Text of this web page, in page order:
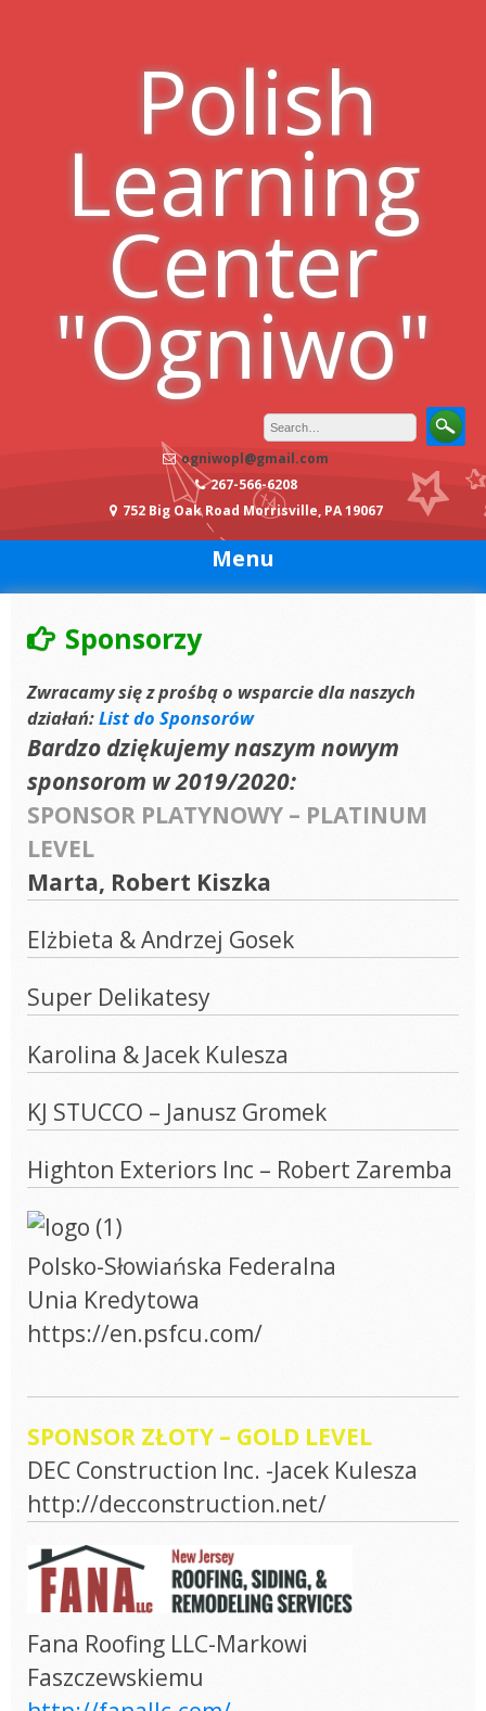
Polish
Learning
Center
"Ogniwo"
ogniwopl@gmail.com
267-566-6208
752 Big Oak Road Morrisville, PA 19067
Menu
Sponsorzy
Zwracamy się z prośbą o wsparcie dla naszych
działań:List do Sponsorów
Bardzo dziękujemy naszym nowym
sponsorom w 2019/2020:
SPONSOR PLATYNOWY – PLATINUM
LEVEL
Marta, Robert Kiszka
Elżbieta & Andrzej Gosek
Super Delikatesy
Karolina & Jacek Kulesza
KJ STUCCO – Janusz Gromek
Highton Exteriors Inc – Robert Zaremba
Polsko-Słowiańska Federalna
Unia Kredytowa
https://en.psfcu.com/
SPONSOR ZŁOTY – GOLD LEVEL
DEC Construction Inc. -Jacek Kulesza
http://decconstruction.net/
Fana Roofing LLC-Markowi
Faszczewskiemu